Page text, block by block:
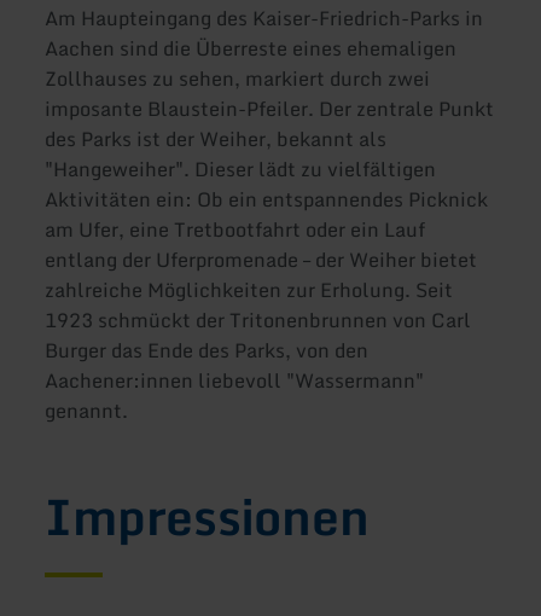
Am Haupteingang des Kaiser-Friedrich-Parks in
Aachen sind die Überreste eines ehemaligen
Zollhauses zu sehen, markiert durch zwei
imposante Blaustein-Pfeiler. Der zentrale Punkt
des Parks ist der Weiher, bekannt als
"Hangeweiher". Dieser lädt zu vielfältigen
Aktivitäten ein: Ob ein entspannendes Picknick
am Ufer, eine Tretbootfahrt oder ein Lauf
entlang der Uferpromenade – der Weiher bietet
zahlreiche Möglichkeiten zur Erholung. Seit
1923 schmückt der Tritonenbrunnen von Carl
Burger das Ende des Parks, von den
Aachener:innen liebevoll "Wassermann"
genannt.
Impressionen